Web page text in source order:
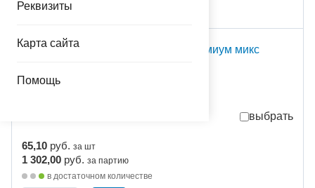
Реквизиты
Карта сайта
Помощь
Пакет бум подар Премиум микс
выбрать
65,10 руб. за шт
1 302,00 руб. за партию
в достаточном количестве